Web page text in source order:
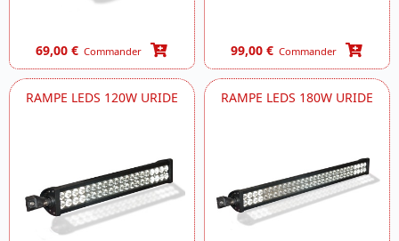
69,00 € Commander 99,00 € Commander
RAMPE LEDS 120W URIDE RAMPE LEDS 180W URIDE